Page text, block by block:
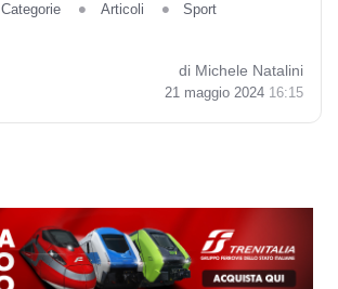
Categorie Articoli
Sport
di Michele Natalini
21 maggio 2024 16:15